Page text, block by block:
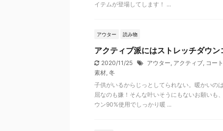
イテムが登場してします！ ...
アウター 読み物
アクティブ派にはストレッチダウン
2020/11/25 アウター, アクティブ, コート
素材, 冬
子供がいるからじっとしてられない。暖かいの
屈なのも嫌！そんな叶いそうにもないお願いも
ウン90%使用でしっかり暖 ...